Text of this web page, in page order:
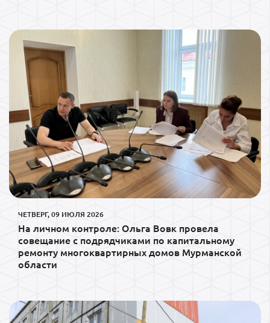
ЧЕТВЕРГ, 09 ИЮЛЯ 2026
На личном контроле: Ольга Вовк провела
совещание с подрядчиками по капитальному
ремонту многоквартирных домов Мурманской
области